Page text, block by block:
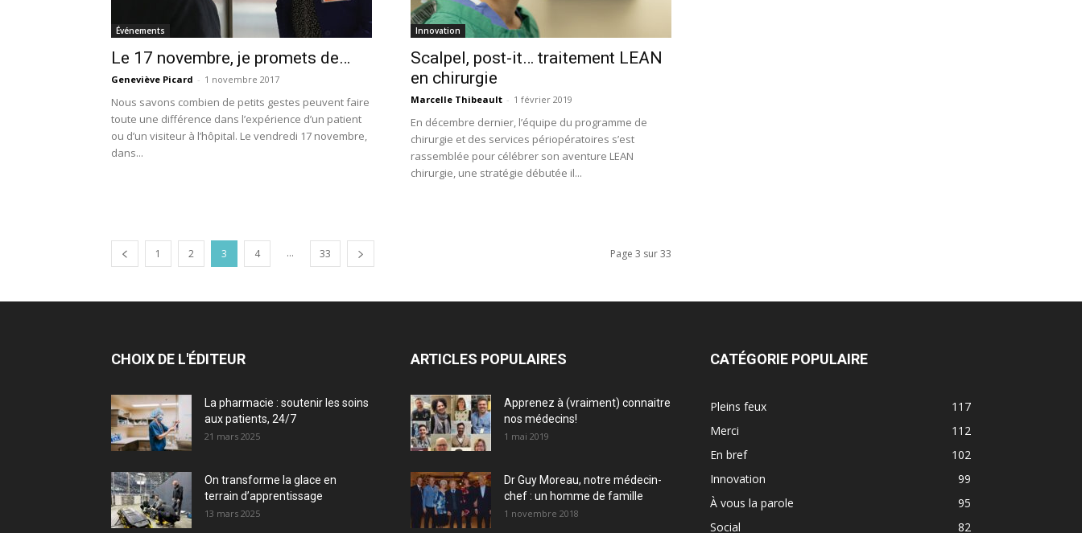
Événements
Le 17 novembre, je promets de…
Geneviève Picard - 1 novembre 2017
Nous savons combien de petits gestes peuvent faire
toute une différence dans l’expérience d’un patient
ou d’un visiteur à l’hôpital. Le vendredi 17 novembre,
dans...
Innovation
Scalpel, post-it… traitement LEAN
en chirurgie
Marcelle Thibeault - 1 février 2019
En décembre dernier, l’équipe du programme de
chirurgie et des services périopératoires s’est
rassemblée pour célébrer son aventure LEAN
chirurgie, une stratégie débutée il...
1 2 3 4 ... 33 Page 3 sur 33
CHOIX DE L'ÉDITEUR
La pharmacie : soutenir les soins
aux patients, 24/7
21 mars 2025
On transforme la glace en
terrain d’apprentissage
13 mars 2025
ARTICLES POPULAIRES
Apprenez à (vraiment) connaitre
nos médecins!
1 mai 2019
Dr Guy Moreau, notre médecin-
chef : un homme de famille
1 novembre 2018
CATÉGORIE POPULAIRE
Pleins feux
117
Merci
112
En bref
102
Innovation
99
À vous la parole
95
Social
82